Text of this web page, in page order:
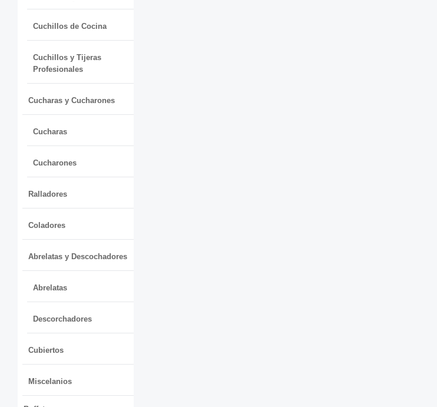
Cuchillos de Cocina
Cuchillos y Tijeras
Profesionales
Cucharas y Cucharones
Cucharas
Cucharones
Ralladores
Coladores
Abrelatas y Descochadores
Abrelatas
Descorchadores
Cubiertos
Miscelanios